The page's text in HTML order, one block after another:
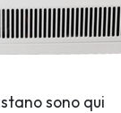
sono qui